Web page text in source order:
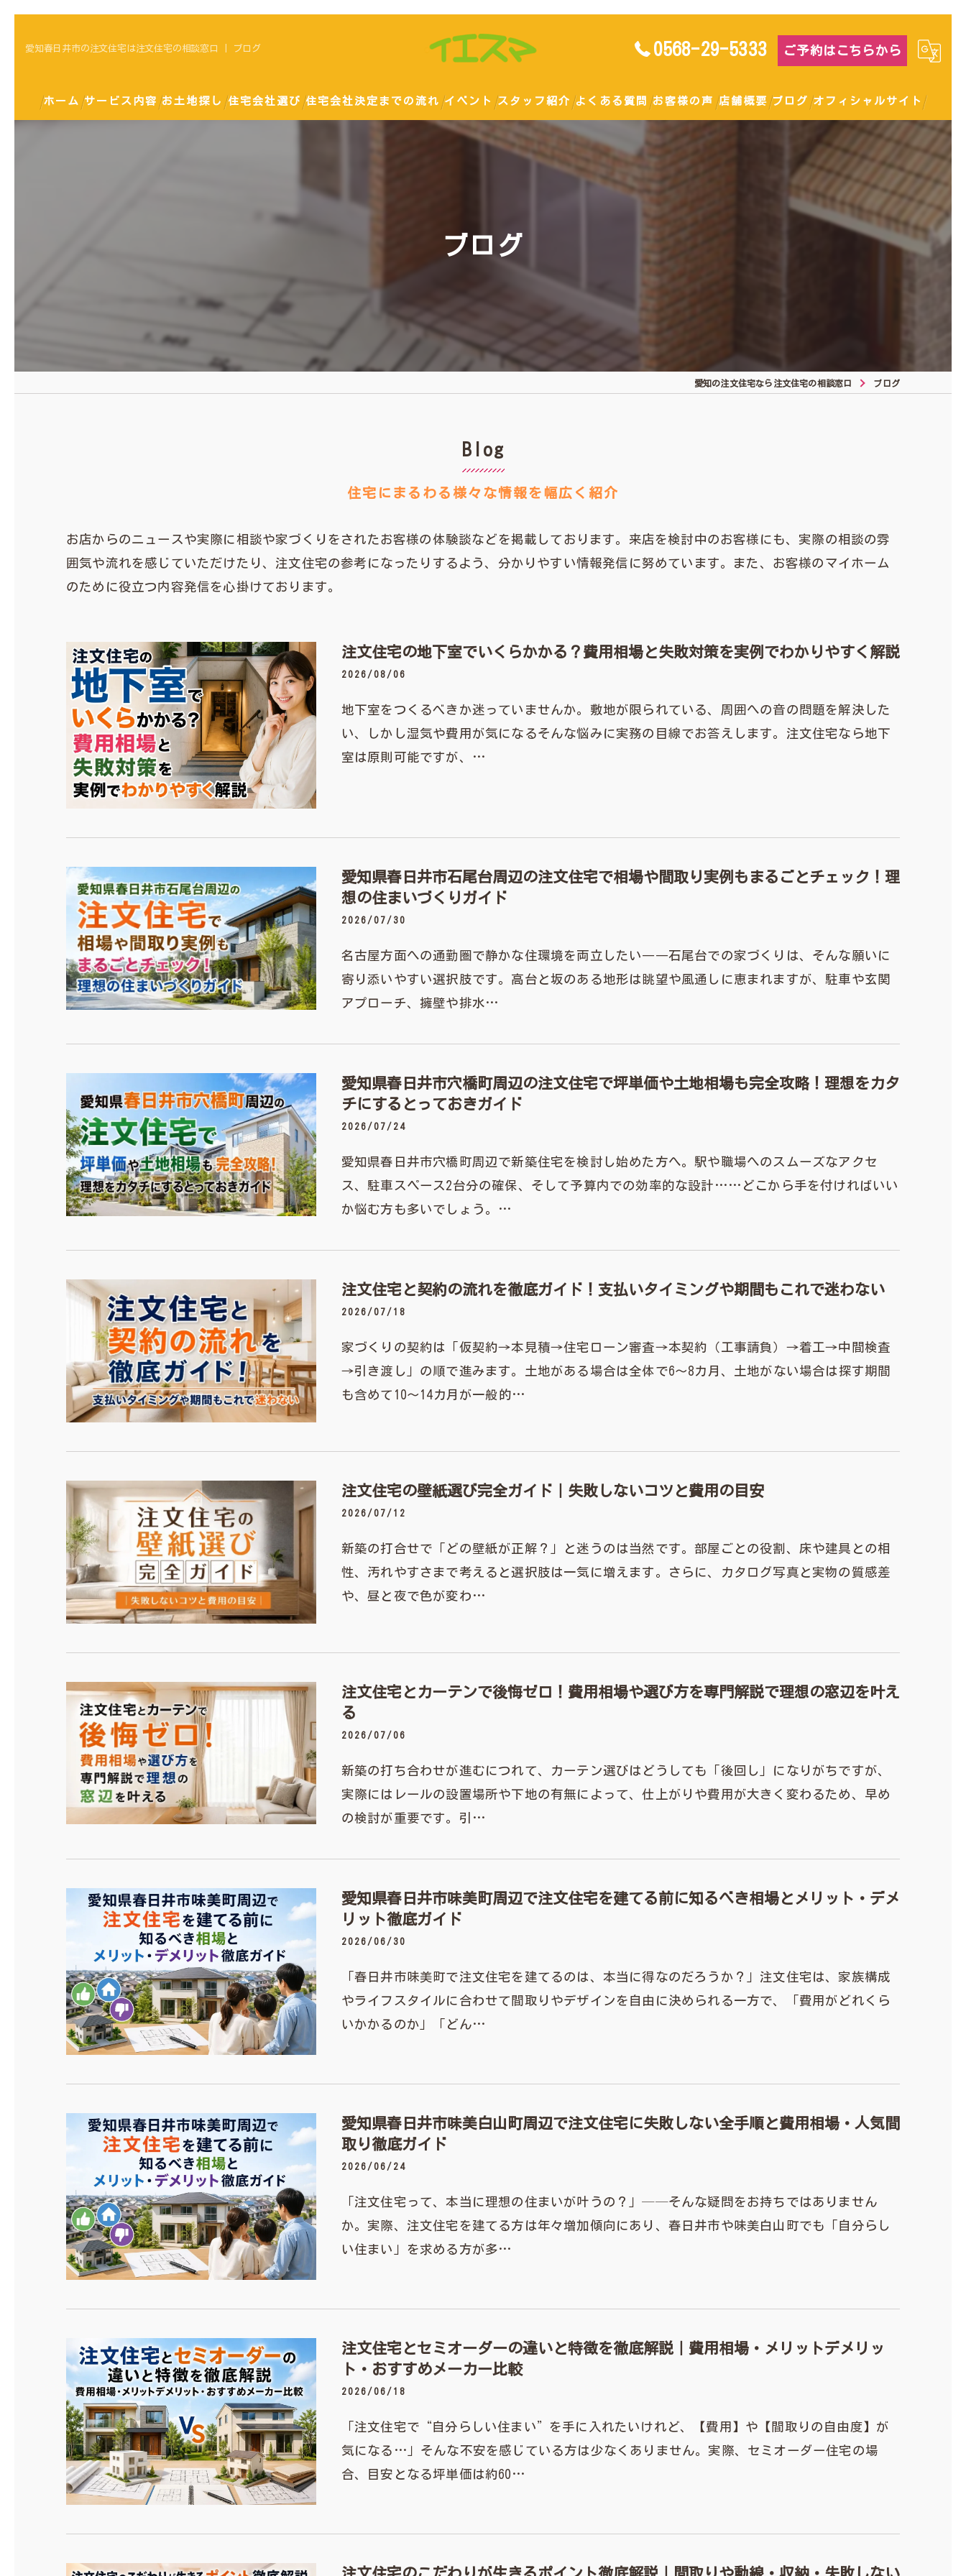
愛知春日井市の注文住宅は注文住宅の相談窓口 | ブログ 0568-29-5333 ご予約はこちらから
ホーム サービス内容 お土地探し 住宅会社選び 住宅会社決定までの流れ イベント
戸建て
スタッフ紹介 よくある質問 お客様の声 店舗概要 ブログ オフィシャルサイト
ブログ
愛知の注文住宅なら注文住宅の相談窓口 ブログ
Blog
住宅にまるわる様々な情報を幅広く紹介
お店からのニュースや実際に相談や家づくりをされたお客様の体験談などを掲載しております。来店を検討中のお客様にも、実際の相談の雰
囲気や流れを感じていただけたり、注文住宅の参考になったりするよう、分かりやすい情報発信に努めています。また、お客様のマイホーム
のために役立つ内容発信を心掛けております。
注文住宅の地下室でいくらかかる？費用相場と失敗対策を実例でわかりやすく解説
2026/08/06
地下室をつくるべきか迷っていませんか。敷地が限られている、周囲への音の問題を解決した
い、しかし湿気や費用が気になるそんな悩みに実務の目線でお答えします。注文住宅なら地下
室は原則可能ですが、…
愛知県春日井市石尾台周辺の注文住宅で相場や間取り実例もまるごとチェック！理
想の住まいづくりガイド
2026/07/30
名古屋方面への通勤圏で静かな住環境を両立したい――石尾台での家づくりは、そんな願いに
寄り添いやすい選択肢です。高台と坂のある地形は眺望や風通しに恵まれますが、駐車や玄関
アプローチ、擁壁や排水…
愛知県春日井市穴橋町周辺の注文住宅で坪単価や土地相場も完全攻略！理想をカタ
チにするとっておきガイド
2026/07/24
愛知県春日井市穴橋町周辺で新築住宅を検討し始めた方へ。駅や職場へのスムーズなアクセ
ス、駐車スペース2台分の確保、そして予算内での効率的な設計……どこから手を付ければいい
か悩む方も多いでしょう。…
注文住宅と契約の流れを徹底ガイド！支払いタイミングや期間もこれで迷わない
2026/07/18
家づくりの契約は「仮契約→本見積→住宅ローン審査→本契約（工事請負）→着工→中間検査
→引き渡し」の順で進みます。土地がある場合は全体で6～8カ月、土地がない場合は探す期間
も含めて10～14カ月が一般的…
注文住宅の壁紙選び完全ガイド｜失敗しないコツと費用の目安
2026/07/12
新築の打合せで「どの壁紙が正解？」と迷うのは当然です。部屋ごとの役割、床や建具との相
性、汚れやすさまで考えると選択肢は一気に増えます。さらに、カタログ写真と実物の質感差
や、昼と夜で色が変わ…
注文住宅とカーテンで後悔ゼロ！費用相場や選び方を専門解説で理想の窓辺を叶え
る
2026/07/06
新築の打ち合わせが進むにつれて、カーテン選びはどうしても「後回し」になりがちですが、
実際にはレールの設置場所や下地の有無によって、仕上がりや費用が大きく変わるため、早め
の検討が重要です。引…
愛知県春日井市味美町周辺で注文住宅を建てる前に知るべき相場とメリット・デメ
リット徹底ガイド
2026/06/30
「春日井市味美町で注文住宅を建てるのは、本当に得なのだろうか？」注文住宅は、家族構成
やライフスタイルに合わせて間取りやデザインを自由に決められる一方で、「費用がどれくら
いかかるのか」「どん…
愛知県春日井市味美白山町周辺で注文住宅に失敗しない全手順と費用相場・人気間
取り徹底ガイド
2026/06/24
「注文住宅って、本当に理想の住まいが叶うの？」──そんな疑問をお持ちではありません
か。実際、注文住宅を建てる方は年々増加傾向にあり、春日井市や味美白山町でも「自分らし
い住まい」を求める方が多…
注文住宅とセミオーダーの違いと特徴を徹底解説｜費用相場・メリットデメリッ
ト・おすすめメーカー比較
2026/06/18
「注文住宅で“自分らしい住まい”を手に入れたいけれど、【費用】や【間取りの自由度】が
気になる…」そんな不安を感じている方は少なくありません。実際、セミオーダー住宅の場
合、目安となる坪単価は約60…